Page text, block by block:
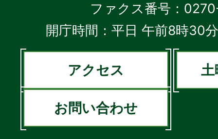
ファクス番号：
開庁時間：平日 午前8時30
アクセス 土
お問い合わせ